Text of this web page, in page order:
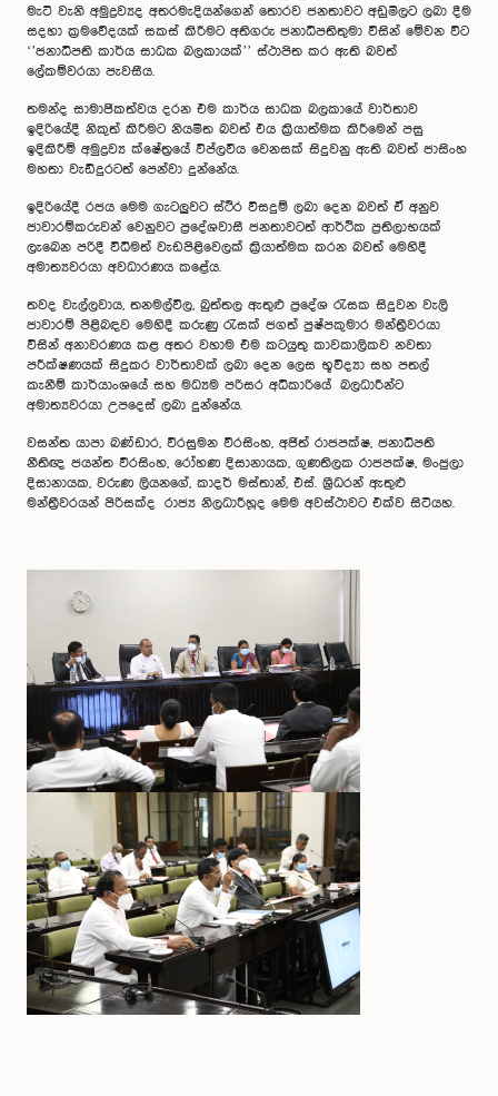
මැටි වැනි අමුද්‍රව්‍යද අතරමැදියන්ගෙන් තොරව ජනතාවට අඩුමිලට ලබා දීම
සදහා ක්‍රමවේදයක් සකස් කිරීමට අතිගරු ජනාධිපතිතුමා විසින් මේවන විට
‘’ජනාධිපති කාර්ය සාධක බලකායක්’’ ස්ථාපිත කර ඇති බවත්
ලේකම්වරයා පැවසීය.
තමන්ද සාමාජිකත්වය දරන එම කාර්ය සාධක බලකායේ වාර්තාව
ඉදිරියේදී නිකුත් කිරීමට නියමිත බවත් එය ක්‍රියාත්මක කිරීමෙන් පසු
ඉදිකිරීම් අමුද්‍රව්‍ය ක්ෂේත්‍රයේ විප්ලවීය වෙනසක් සිදුවනු ඇති බවත් ජාසිංහ
මහතා වැඩිදුරටත් පෙන්වා දුන්නේය.
ඉදිරියේදී රජය මෙම ‍ගැටලුවට ස්ථිර විසදුම් ලබා දෙන බවත් ඒ අනුව
ජාවාරම්කරුවන් වෙනුවට ප්‍රදේශවාසී ජනතාවටත් ආර්ථික ප්‍රතිලාභයක්
ලැබෙන පරිදී විධිමත් වැඩපිළිවෙලක් ක්‍රියාත්මක කරන බවත් මෙහිදී
අමාත්‍යවරයා අවධාරණය කළේය.
තවද වැල්ලවාය, තනමල්විල, බුත්තල ඇතුළු ප්‍රදේශ රැසක සිදුවන වැලි
ජාවාරම් පිළිබඳව මෙහිදී කරුණු රැසක් ජගත් පුෂ්පකුමාර මන්ත්‍රීවරයා
විසින් අනාවරණය කළ අතර වහාම එම කටයුතු කාවකාලිකව නවතා
පරීක්ෂණයක් සිදුකර වාර්තාවක් ලබා දෙන ලෙස භූවිද්‍යා සහ පතල්
කැනීම් කාර්යාංශයේ සහ මධ්‍යම පරිසර අධිකාරියේ බලධාරීන්ට
අමාත්‍යවරයා උපදෙස් ලබා දුන්නේය.
වසන්ත යාපා බණ්ඩාර, වීරසුමන වීරසිංහ, අජිත් රාජපක්ෂ, ජනාධිපති
නීතිඥ ජයන්ත වීරසිංහ, රෝහණ දිසානායක, ගුණතිලක රාජපක්ෂ, මංජුලා
දිසානායක, වරුණ ලියනගේ, කාදර් මස්තාන්, එස්. ශ්‍රීධරන් ඇතුළු
මන්ත්‍රීවරයන් පිරිසක්ද රාජ්‍ය නිලධාරීහූද මෙම අවස්ථාවට එක්ව සිටියහ.